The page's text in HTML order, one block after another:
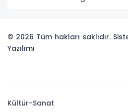
© 2026 Tüm hakları saklıdır.
Yazılımı
Kültür-Sanat